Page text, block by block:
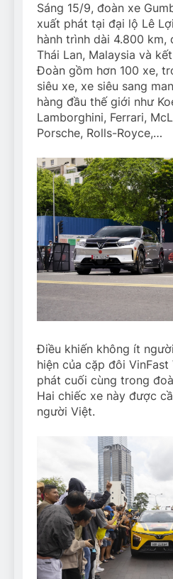
Sáng 15/9, đoàn xe
xuất phát tại đại lộ Lê
hành trình dài 4.800 km,
Thái Lan, Malaysia và
Đoàn gồm hơn 100 xe,
siêu xe, xe siêu sang
hàng đầu thế giới như
Lamborghini, Ferrari,
Porsche, Rolls-Royce,…
Điều khiến không ít
hiện của cặp đôi VinFast
phát cuối cùng trong
Hai chiếc xe này được
người Việt.